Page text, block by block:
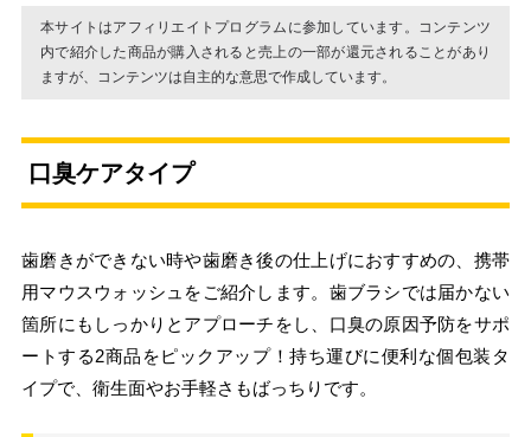
本サイトはアフィリエイトプログラムに参加しています。コンテンツ
内で紹介した商品が購入されると売上の一部が還元されることがあり
ますが、コンテンツは自主的な意思で作成しています。
口臭ケアタイプ
歯磨きができない時や歯磨き後の仕上げにおすすめの、携帯
用マウスウォッシュをご紹介します。歯ブラシでは届かない
箇所にもしっかりとアプローチをし、口臭の原因予防をサポ
ートする2商品をピックアップ！持ち運びに便利な個包装タ
イプで、衛生面やお手軽さもばっちりです。